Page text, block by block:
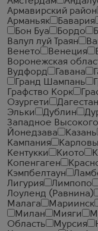
Армавирский район
Арманьяк
Бавария
Бон Буа
Бордо
Валул луй Траян
Венето
Венеция
Воронежская
Вудфорд
Гавана
Гранд Шампань
Графство Корк
Озургети
Дагестан
Эльки
Дублин
Западное
Йонедзава
Казань
Кампания
Кентукки
Киото
Копенгаген
Кэмпбелтаун
Лигурия
Лимпопо
Лоуленд (Равнина)
Малага
Мариинск
Милан
Мияги
Область
Мурсия